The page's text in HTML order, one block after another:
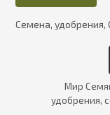
Семена, удобрения,
Мир
удобрения,